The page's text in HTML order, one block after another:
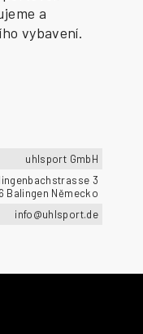
a
vybavení.
uhlsport GmbH
3
Balingen Německo
info@uhlsport.de